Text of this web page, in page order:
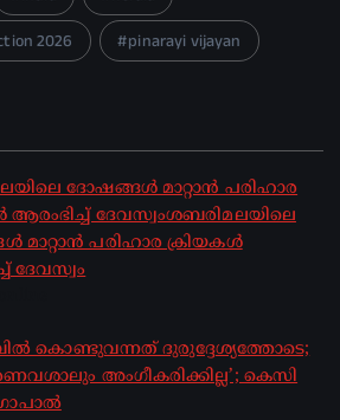
2026
pinarayi vijayan
ദോഷങ്ങൾ മാറ്റാൻ പരിഹാര
ആരംഭിച്ച് ദേവസ്വംശബരിമലയിലെ
മാറ്റാൻ പരിഹാര ക്രിയകൾ
ദേവസ്വം
ബിൽ കൊണ്ടുവന്നത് ദുരുദ്ദേശ്യത്തോടെ;
അം​ഗീകരിക്കില്ല’; കെസി